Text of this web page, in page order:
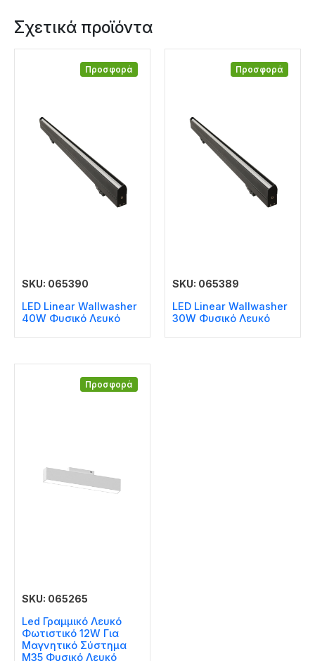
Σχετικά προϊόντα
Προσφορά
SKU: 065390
LED Linear Wallwasher
40W Φυσικό Λευκό
Προσφορά
SKU: 065389
LED Linear Wallwasher
30W Φυσικό Λευκό
Προσφορά
SKU: 065265
Led Γραμμικό Λευκό
Φωτιστικό 12W Για
Μαγνητικό Σύστημα
Μ35 Φυσικό Λευκό